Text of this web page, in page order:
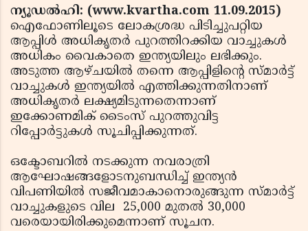
ന്യൂഡല്‍ഹി: (www.kvartha.com 11.09.2015)
ഐഫോണിലൂടെ ലോകശ്രദ്ധ പിടിച്ചുപറ്റിയ
ആപ്പിള്‍ അധികൃതര്‍ പുറത്തിറക്കിയ വാച്ചുകള്‍
അധികം വൈകാതെ ഇന്ത്യയിലും ലഭിക്കും.
അടുത്ത ആഴ്ചയില്‍ തന്നെ ആപ്പിളിന്റെ സ്മാര്‍ട്ട്
വാച്ചുകള്‍ ഇന്ത്യയില്‍ എത്തിക്കുന്നതിനാണ്
അധികൃതര്‍ ലക്ഷ്യമിടുന്നതെന്നാണ്
ഇക്കോണമിക് ടൈംസ് പുറത്തുവിട്ട
റിപ്പോര്‍ട്ടുകള്‍ സൂചിപ്പിക്കുന്നത്.
ഒക്ടോബറില്‍ നടക്കുന്ന നവരാത്രി
ആഘോഷങ്ങളോടനുബന്ധിച്ച് ഇന്ത്യന്‍
വിപണിയില്‍ സജീവമാകാനൊരുങ്ങുന്ന സ്മാര്‍ട്ട്
വാച്ചുകളുടെ വില 25,000 മുതല്‍ 30,000
വരെയായിരിക്കുമെന്നാണ് സൂചന.